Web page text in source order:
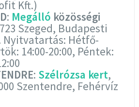
Kft.)
: Megálló közösségi
Szeged, Budapesti
Nyitvatartás: Hétfő-
14:00-20:00, Péntek:
: Szélrózsa kert,
Szentendre, Fehérvíz